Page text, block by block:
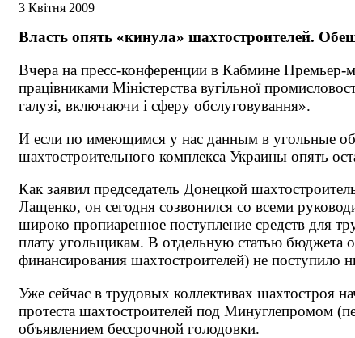
3 Квітня 2009
Власть опять «кинула» шахтостроителей.
Вчера на пресс-конференции в Кабмине Премьер-
працівниками Міністерства вугільної
галузі, включаючи і сферу обслуговування».
И если по имеющимся у нас данным в угольные
шахтостроительного комплекса Украины опять
Как заявил председатель Донецкой
Лащенко, он сегодня созвонился со всеми
широко пропиаренное поступление средств для
плату угольщикам. В отдельную статью бюджета
финансирования шахтостроителей) не поступило
Уже сейчас в трудовых коллективах шахтостроя
протеста шахтостроителей под Минуглепромом
объявлением бессрочной голодовки.